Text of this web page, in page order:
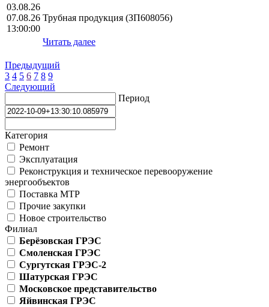
03.08.26
07.08.26
13:00:00
Трубная продукция (ЗП608056)
Читать далее
Предыдущий
3 4 5 6 7 8 9
Следующий
Период
Категория
Ремонт
Эксплуатация
Реконструкция и техническое перевооружение
энергообъектов
Поставка МТР
Прочие закупки
Новое строительство
Филиал
Берёзовская ГРЭС
Смоленская ГРЭС
Сургутская ГРЭС-2
Шатурская ГРЭС
Московское представительство
Яйвинская ГРЭС